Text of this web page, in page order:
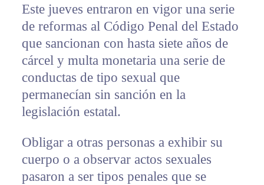
Este jueves entraron en vigor una serie
de reformas al Código Penal del Estado
que sancionan con hasta siete años de
cárcel y multa monetaria una serie de
conductas de tipo sexual que
permanecían sin sanción en la
legislación estatal.
Obligar a otras personas a exhibir su
cuerpo o a observar actos sexuales
pasaron a ser tipos penales que se